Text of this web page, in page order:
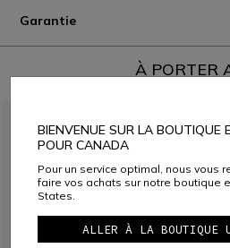
Garantie
À PORTER
BIENVENUE SUR LA BOUTIQUE
POUR CANADA
Pour un service optimal, nous vous
faire vos achats sur notre boutique
States.
ALLER À LA BOUTIQUE